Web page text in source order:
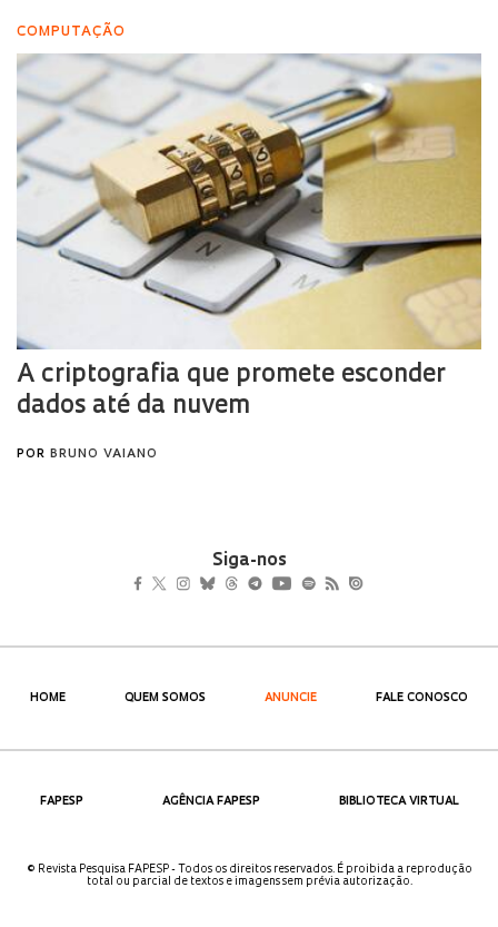
Siga-nos
HOME QUEM SOMOS ANUNCIE FALE CONOSCO
FAPESP AGÊNCIA FAPESP BIBLIOTECA VIRTUAL
© Revista Pesquisa FAPESP - Todos os direitos reservados. É proibida a reprodução
total ou parcial de textos e imagens sem prévia autorização.